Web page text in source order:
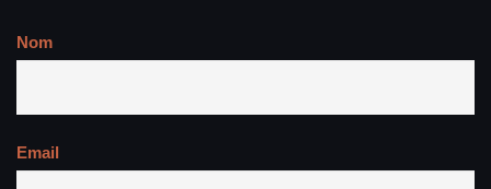
Nom
Email